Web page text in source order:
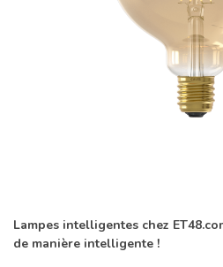
Lampes intelligentes chez
de manière intelligente !